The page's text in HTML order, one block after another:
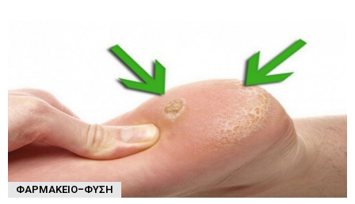
ΦΑΡΜΑΚΕΊΟ-ΦΎΣΗ